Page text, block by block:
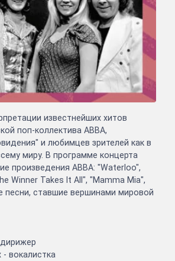
известнейших хитов
поп-коллектива ABBA,
и любимцев зрителей как в
миру. В программе концерта
произведения ABBA: "Waterloo",
Winner Takes It All", "Mamma Mia",
песни, ставшие вершинами мировой
вокалистка